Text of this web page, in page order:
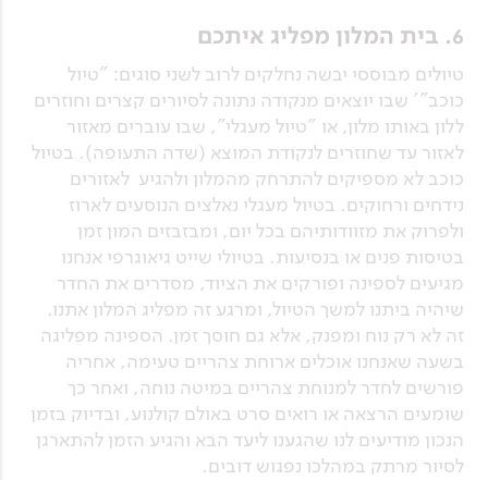
6. בית המלון מפליג איתכם
טיולים מבוססי יבשה נחלקים לרוב לשני סוגים: "טיול
כוכב"' שבו יוצאים מנקודה נתונה לסיורים קצרים וחוזרים
ללון באותו מלון, או "טיול מעגלי", שבו עוברים מאזור
לאזור עד שחוזרים לנקודת המוצא (שדה התעופה). בטיול
כוכב לא מספיקים להתרחק מהמלון ולהגיע לאזורים
נידחים ורחוקים. בטיול מעגלי נאלצים הנוסעים לארוז
ולפרוק את מזוודותיהם בכל יום, ומבזבזים המון זמן
בטיסות פנים או בנסיעות. בטיולי שייט גיאוגרפי אנחנו
מגיעים לספינה ופורקים את הציוד, מסדרים את החדר
שיהיה ביתנו למשך הטיול, ומרגע זה מפליג המלון אתנו.
זה לא רק נוח ומפנק, אלא גם חוסך זמן. הספינה מפליגה
בשעה שאנחנו אוכלים ארוחת צהריים טעימה, אחריה
פורשים לחדר למנוחת צהריים במיטה נוחה, ואחר כך
שומעים הרצאה או רואים סרט באולם קולנוע, ובדיוק בזמן
הנכון מודיעים לנו שהגענו ליעד הבא והגיע הזמן להתארגן
לסיור מרתק במהלכו נפגוש דובים.